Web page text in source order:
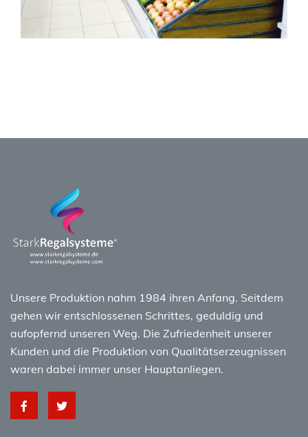
Unsere Produktion nahm 1984 ihren Anfang. Seitdem
gehen wir entschlossenen Schrittes, geduldig und
aufopfernd unseren Weg. Die Zufriedenheit unserer
Kunden und die Produktion von Qualitätserzeugnissen
waren dabei immer unser Hauptanliegen.